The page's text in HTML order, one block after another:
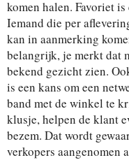
komen halen. Favoriet
Iemand die per
kan in aanmerking
belangrijk, je merkt dat
bekend gezicht zien.
is een kans om een
band met de winkel te
klusje, helpen de klant
bezem. Dat wordt
verkopers aangenomen